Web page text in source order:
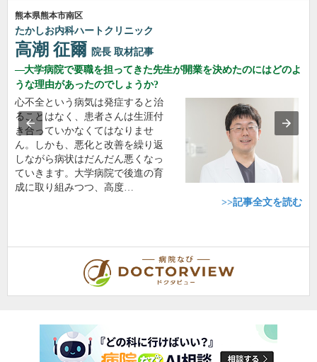
熊本県熊本市南区
たかしお内科ハートクリニック
高潮 征爾 院長 取材記事
大学病院で要職を担ってきた先生が開業を決めたのにはどのよ
うな理由があったのでしょうか?
心不全という病気は発症すると治
ることはなく、患者さんは生涯付
き合っていかなくてはなりませ
ん。しかも、悪化と改善を繰り返
しながら病状はだんだん悪くなっ
ていきます。大学病院で後進の育
成に取り組みつつ、高度…
>>記事全文を読む